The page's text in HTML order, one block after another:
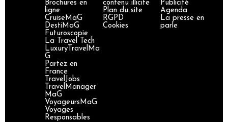
Brochures en
ligne
CruiseMaG
DestiMaG
Futuroscopie
La Travel Tech
LuxuryTravelMa
G
Partez en
France
TravelJobs
TravelManager
MaG
VoyageursMaG
Voyages
Responsables
contenu illicite
Plan du site
RGPD
Cookies
Publicité
Agenda
La presse en
parle